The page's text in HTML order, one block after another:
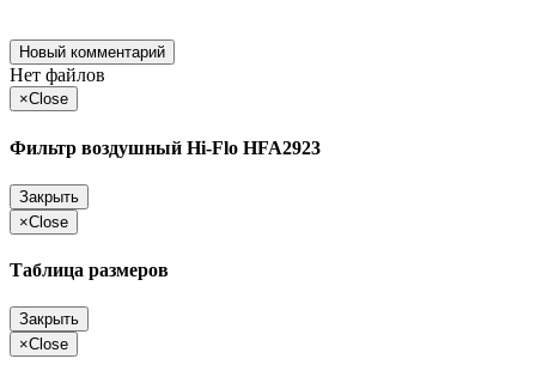
Новый комментарий
Нет файлов
×Close
Фильтр воздушный Hi-Flo HFA2923
Закрыть
×Close
Таблица размеров
Закрыть
×Close